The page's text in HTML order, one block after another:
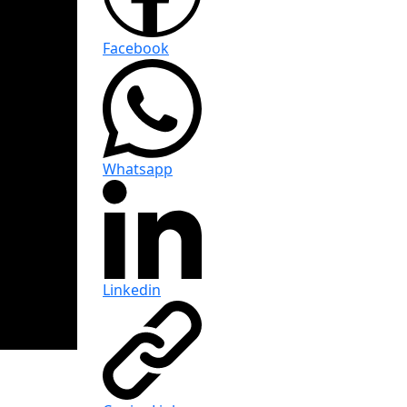
Facebook
Whatsapp
Linkedin